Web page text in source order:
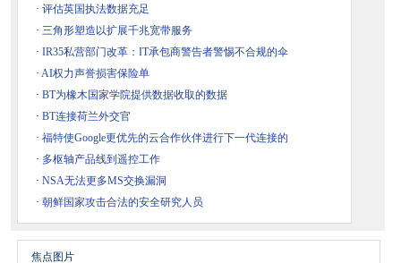
· 评估英国执法数据充足
· 三角形塑造以扩展千兆宽带服务
· IR35私营部门改革：IT承包商警告者警惕不合规的伞
· AI权力声誉损害保险单
· BT为橡木国家学院提供数据收取的数据
· BT连接荷兰外交官
· 福特使Google更优先的云合作伙伴进行下一代连接的
· 多枢轴产品线到遥控工作
· NSA无法更多MS交换漏洞
· 朝鲜国家攻击合法的安全研究人员
焦点图片